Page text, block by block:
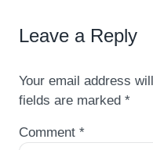
Leave a Reply
Your email address
fields are marked *
Comment *